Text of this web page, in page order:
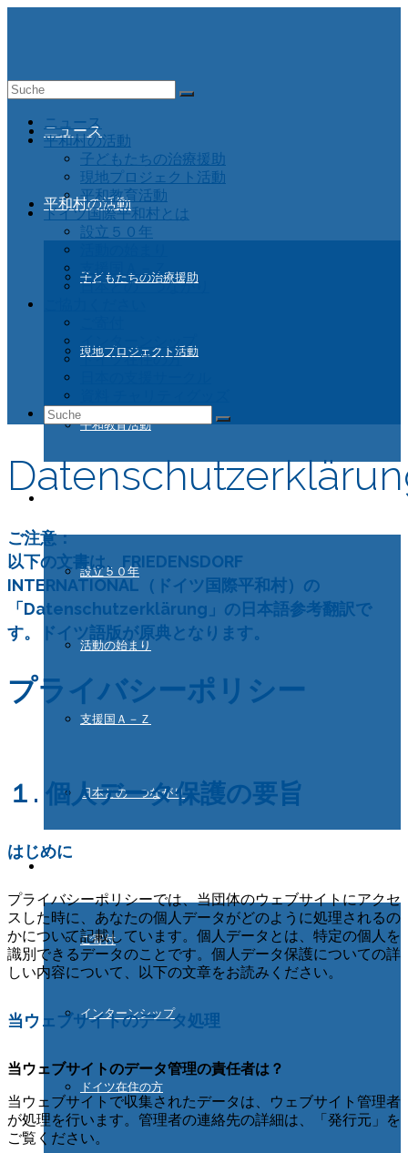
ニュース
平和村の活動
子どもたちの治療援助
現地プロジェクト活動
平和教育活動
設立５０年
活動の始まり
支援国Ａ－Ｚ
日本との つながり
ご寄付
インターンシップ
ドイツ在住の方
Suche
ニュース
平和村の活動
子どもたちの治療援助
現地プロジェクト活動
平和教育活動
ドイツ国際平和村とは
設立５０年
支援国Ａ－Ｚ
日本との つながり
インターンシップ
ドイツ在住の方
Suche
nach:
ご注意：
以下の文書は、FRIEDENSDORF
INTERNATIONAL（ドイツ国際平和村）の
「Datenschutzerklärung」の日本語参考翻訳で
す。ドイツ語版が原典となります。
プライバシーポリシー
１. 個人データ保護の要旨
はじめに
プライバシーポリシーでは、当団体のウェブサイトにアクセ
スした時に、あなたの個人データがどのように処理されるの
かについて記載しています。個人データとは、特定の個人を
識別できるデータのことです。個人データ保護についての詳
しい内容について、以下の文章をお読みください。
当ウェブサイトのデータ処理
当ウェブサイトのデータ管理の責任者は？
当ウェブサイトで収集されたデータは、ウェブサイト管理者
が処理を行います。管理者の連絡先の詳細は、「発行元」を
ご覧ください。